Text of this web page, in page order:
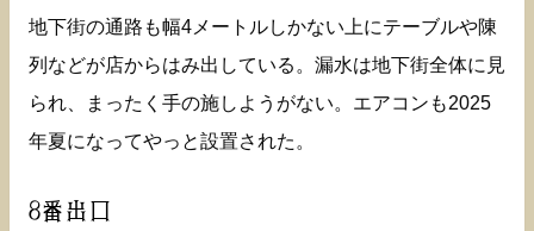
地下街の通路も幅4メートルしかない上にテーブルや陳
列などが店からはみ出している。漏水は地下街全体に見
られ、まったく手の施しようがない。エアコンも2025
年夏になってやっと設置された。
8番出口